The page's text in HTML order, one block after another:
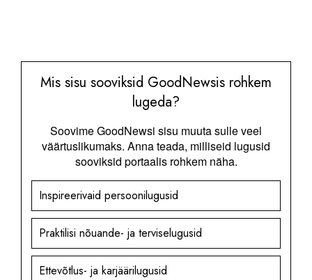
Mis sisu sooviksid GoodNewsis rohkem
lugeda?
Soovime GoodNewsi sisu muuta sulle veel
väärtuslikumaks. Anna teada, milliseid lugusid
sooviksid portaalis rohkem näha.
Inspireerivaid persoonilugusid
Praktilisi nõuande- ja terviselugusid
Ettevõtlus- ja karjäärilugusid